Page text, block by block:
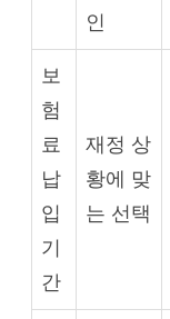
인
보
험
료
납
입
기
간
재정 상
황에 맞
는 선택